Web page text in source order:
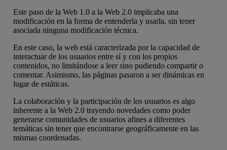
Este paso de la Web 1.0 a la Web 2.0 implicaba una
modificación en la forma de entenderla y usarla, sin tener
asociada ninguna modificación técnica.
En este caso, la web está caracterizada por la capacidad de
interactuar de los usuarios entre sí y con los propios
contenidos, no limitándose a leer sino pudiendo compartir o
comentar. Asimismo, las páginas pasaron a ser dinámicas en
lugar de estáticas.
La colaboración y la participación de los usuarios es algo
inherente a la Web 2.0 trayendo novedades como poder
generarse comunidades de usuarios afines a diferentes
temáticas sin tener que encontrarse geográficamente en las
mismas coordenadas.